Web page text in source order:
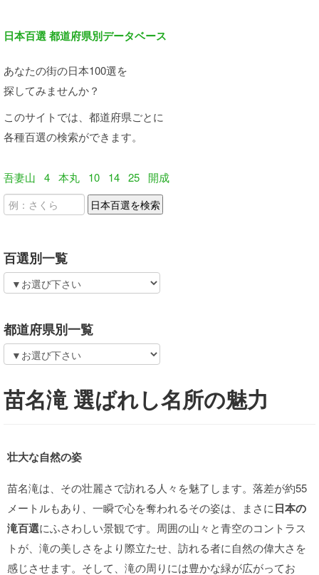
日本百選 都道府県別データベース
あなたの街の日本100選を
探してみませんか？
このサイトでは、都道府県ごとに
各種百選の検索ができます。
吾妻山 4 本丸 10 14 25 開成
百選別一覧
都道府県別一覧
苗名滝 選ばれし名所の魅力
壮大な自然の姿
苗名滝は、その壮麗さで訪れる人々を魅了します。落差が約55
メートルもあり、一瞬で心を奪われるその姿は、まさに日本の
滝百選にふさわしい景観です。周囲の山々と青空のコントラス
トが、滝の美しさをより際立たせ、訪れる者に自然の偉大さを
感じさせます。そして、滝の周りには豊かな緑が広がってお